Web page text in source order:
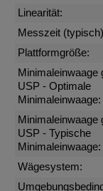
Linearität:
Messzeit
Plattformgröße:
Minimaleinwaage
USP - Optimale
Minimaleinwaage:
Minimaleinwaage
USP - Typische
Minimaleinwaage:
Wägesystem: